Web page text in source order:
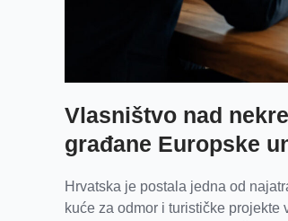
Vlasništvo nad
građane Europske
Hrvatska je postala jedna od
kuće za odmor i turističke